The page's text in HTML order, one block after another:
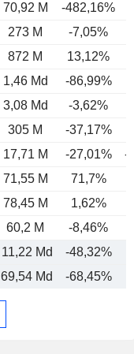
70,92 M -482,16%
273 M -7,05%
872 M 13,12%
1,46 Md -86,99%
3,08 Md -3,62%
305 M -37,17%
17,71 M -27,01%
-
71,55 M 71,7%
78,45 M 1,62%
60,2 M -8,46%
11,22 Md -48,32%
69,54 Md -68,45%